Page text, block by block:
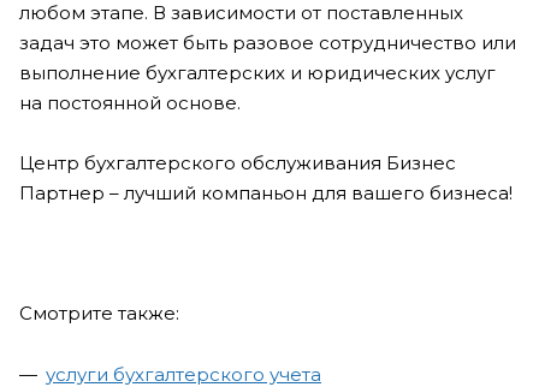
любом этапе. В зависимости от поставленных
задач это может быть разовое сотрудничество или
выполнение бухгалтерских и юридических услуг
на постоянной основе.
Центр бухгалтерского обслуживания Бизнес
Партнер – лучший компаньон для вашего бизнеса!
Смотрите также:
услуги бухгалтерского учета